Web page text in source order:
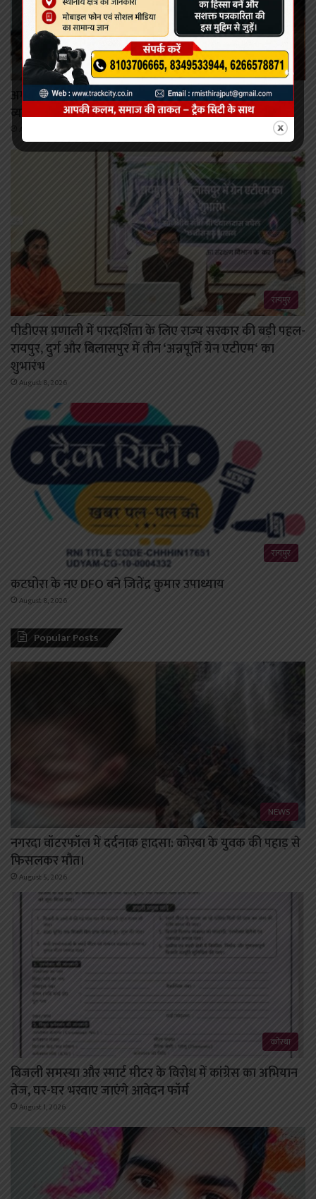
रायपुर
अम्बेडकर अस्पताल की इमरजेंसी सेवा में बदली मरीजों की एंट्री
व्यवस्था, गंभीर मरीजों को सीएमओ कक्ष से मिलेगा सीधा प्रवेश
रायपुर
पीडीएस प्रणाली में पारदर्शिता के लिए राज्य सरकार की बड़ी पहल-
रायपुर, दुर्ग और बिलासपुर में तीन ‘अन्नपूर्ति ग्रेन एटीएम‘ का
शुभारंभ
August 8, 2026
रायपुर
कटघोरा के नए DFO बने जितेंद्र कुमार उपाध्याय
August 8, 2026
Popular Posts
NEWS
नगरदा वॉटरफॉल में दर्दनाक हादसा: कोरबा के युवक की पहाड़ से
फिसलकर मौत।
August 5, 2026
कोरबा
बिजली समस्या और स्मार्ट मीटर के विरोध में कांग्रेस का अभियान
तेज, घर-घर भरवाए जाएंगे आवेदन फॉर्म
August 1, 2026